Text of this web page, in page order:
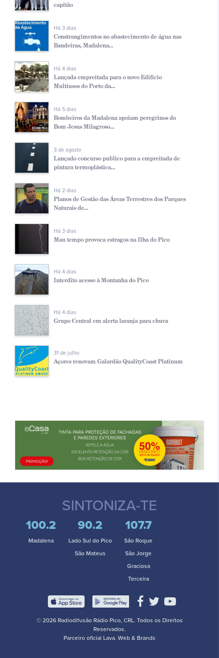
capitão
Há 3 dias
Constrangimentos no abastecimento de água nas
Bandeiras, Madalena...
Há 4 dias
Lançada empreitada para o novo Edifício
Multiusos do Porto da...
Há 5 dias
Bombeiros da Madalena apoiam peregrinos do
Bom Jesus Milagroso...
3 de agosto
Lançado concurso publico para a empreitada de
pintura termoplástica...
Há 2 dias
Planos de Gestão das Áreas Terrestres dos Parques
Naturais de...
Há 3 dias
Mau tempo provoca estragos na Ilha do Pico
Há 4 dias
Interdito acesso à Montanha do Pico
Há 4 dias
Grupo Central em alerta laranja para chuva
31 de julho
Açores renovam Galardão QualityCoast Platinum
SINTONIZA-TE
100.2
Madalena
90.2
Lado Sul do Pico
São Mateus
107.7
São Roque
São Jorge
Graciosa
Terceira
© 2026 Radiodifusão Rádio Pico, CRL. Todos os Direitos
Reservados.
Parceiro oficial Lava. Web & Brands